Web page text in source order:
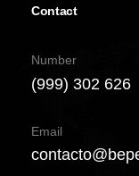
Contact
Number
(999) 302 626
Email